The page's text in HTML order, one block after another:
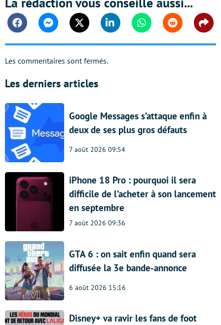
FacebookMessengerTwitter Linkedin WhatsappReddit
Les commentaires sont fermés.
Les derniers articles
Google Messages s’attaque enfin à
deux de ses plus gros défauts
7 août 2026 09:54
iPhone 18 Pro : pourquoi il sera
difficile de l’acheter à son lancement
en septembre
7 août 2026 09:36
GTA 6 : on sait enfin quand sera
diffusée la 3e bande-annonce
6 août 2026 15:16
Disney+ va ravir les fans de foot